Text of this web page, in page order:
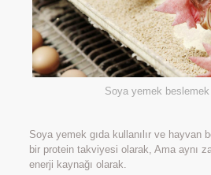
Soya yemek
Soya yemek gıda kullanılır ve hayvan
bir protein takviyesi olarak, Ama aynı
enerji kaynağı olarak.